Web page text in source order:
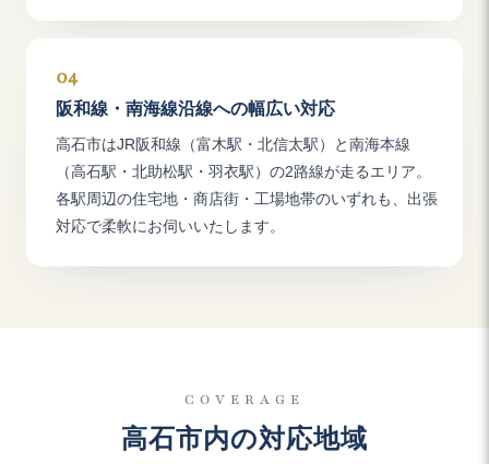
04
阪和線・南海線沿線への幅広い対応
高石市はJR阪和線（富木駅・北信太駅）と南海本線
（高石駅・北助松駅・羽衣駅）の2路線が走るエリア。
各駅周辺の住宅地・商店街・工場地帯のいずれも、出張
対応で柔軟にお伺いいたします。
COVERAGE
高石市内の対応地域